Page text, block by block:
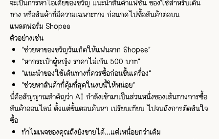
ทาง หรือสินค้าที่มีความเฉพาะทาง ก่อนกดไปซื้อสินค้าต่อบน
แพลตฟอร์ม Shopee
ตัวอย่างเช่น
“ช่วยหาของขวัญวันเกิดให้แฟนจาก Shopee”
“หากระเป๋าผู้หญิง ราคาไม่เกิน 500 บาท”
“แนะนำของใช้เดินทางที่ควรซื้อก่อนขึ้นเครื่อง”
“ช่วยหาสินค้าที่คุ้มที่สุดในงบนี้ให้หน่อย”
นี่คือสัญญาณสำคัญว่า AI กำลังเข้ามาเป็นส่วนหนึ่งของเส้นทางการซื้อ
สินค้าออนไลน์ ตั้งแต่ขั้นตอนค้นหา เปรียบเทียบ ไปจนถึงการตัดสินใจ
ซื้อ
ทำไมเพจของคุณถึงยังขายได้...แต่เหนื่อยกว่าเดิม